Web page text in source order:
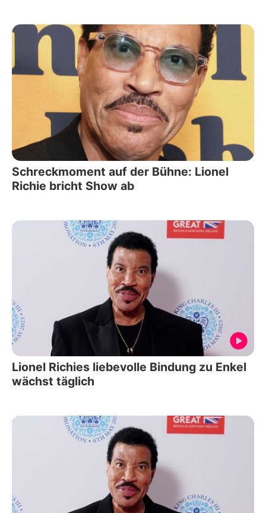
Schreckmoment auf der Bühne: Lionel
Richie bricht Show ab
Lionel Richies liebevolle Bindung zu Enkel
wächst täglich